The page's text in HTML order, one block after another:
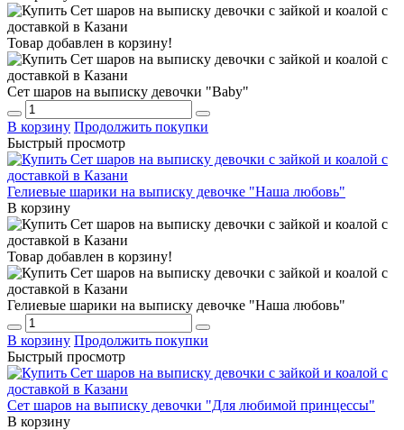
Товар добавлен в корзину!
Сет шаров на выписку девочки "Baby"
В корзину Продолжить покупки
Быстрый просмотр
Гелиевые шарики на выписку девочке "Наша любовь"
В корзину
Товар добавлен в корзину!
Гелиевые шарики на выписку девочке "Наша любовь"
В корзину Продолжить покупки
Быстрый просмотр
Сет шаров на выписку девочки "Для любимой принцессы"
В корзину